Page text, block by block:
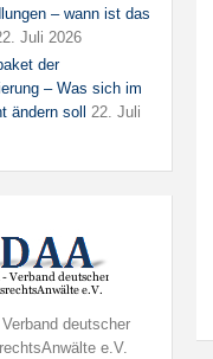
– wann ist das
Juli 2026
der
– Was sich im
ändern soll
22. Juli
deutscher
e.V.